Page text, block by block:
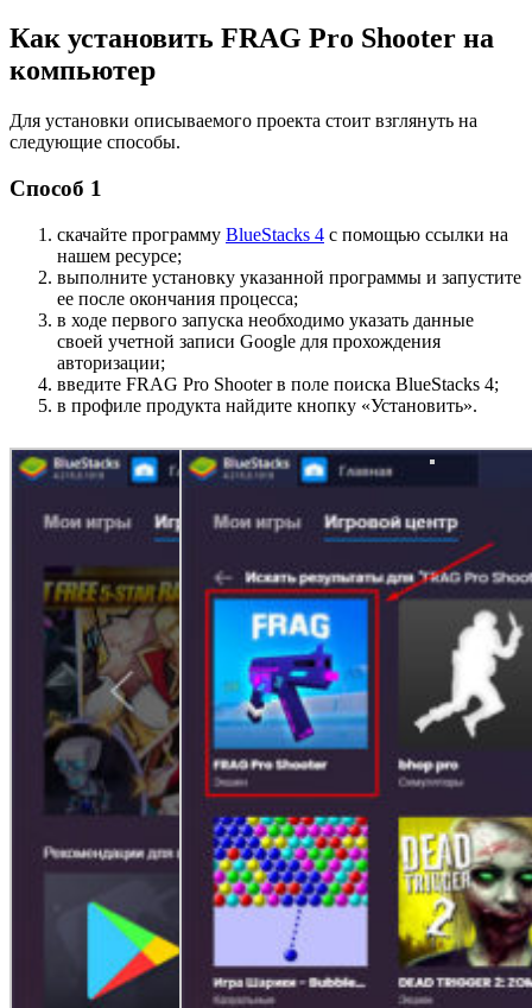
Как установить FRAG Pro Shooter на
компьютер
Для установки описываемого проекта стоит взглянуть на
следующие способы.
Способ 1
скачайте программу BlueStacks 4 с помощью ссылки на
нашем ресурсе;
выполните установку указанной программы и запустите
ее после окончания процесса;
в ходе первого запуска необходимо указать данные
своей учетной записи Google для прохождения
авторизации;
введите FRAG Pro Shooter в поле поиска BlueStacks 4;
в профиле продукта найдите кнопку «Установить».